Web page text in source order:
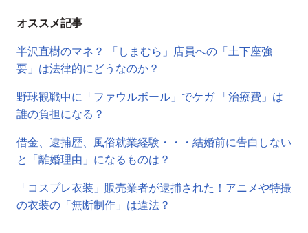
オススメ記事
半沢直樹のマネ？ 「しまむら」店員への「土下座強
要」は法律的にどうなのか？
野球観戦中に「ファウルボール」でケガ 「治療費」は
誰の負担になる？
借金、逮捕歴、風俗就業経験・・・結婚前に告白しない
と「離婚理由」になるものは？
「コスプレ衣装」販売業者が逮捕された！アニメや特撮
の衣装の「無断制作」は違法？